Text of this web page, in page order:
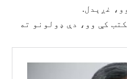
غږېدل.
کې وو، دې ډولونو ته